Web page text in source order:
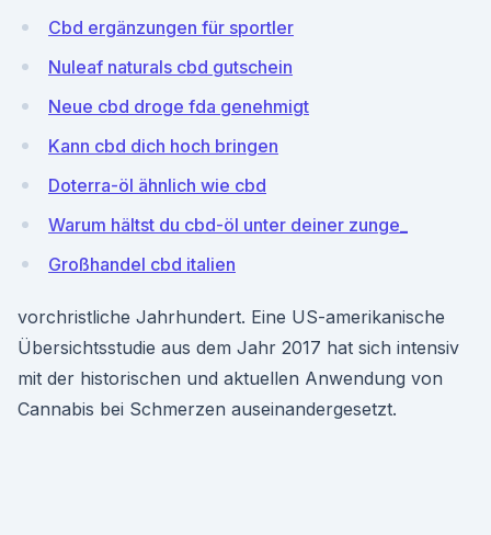
Cbd ergänzungen für sportler
Nuleaf naturals cbd gutschein
Neue cbd droge fda genehmigt
Kann cbd dich hoch bringen
Doterra-öl ähnlich wie cbd
Warum hältst du cbd-öl unter deiner zunge_
Großhandel cbd italien
vorchristliche Jahrhundert. Eine US-amerikanische
Übersichtsstudie aus dem Jahr 2017 hat sich intensiv
mit der historischen und aktuellen Anwendung von
Cannabis bei Schmerzen auseinandergesetzt.